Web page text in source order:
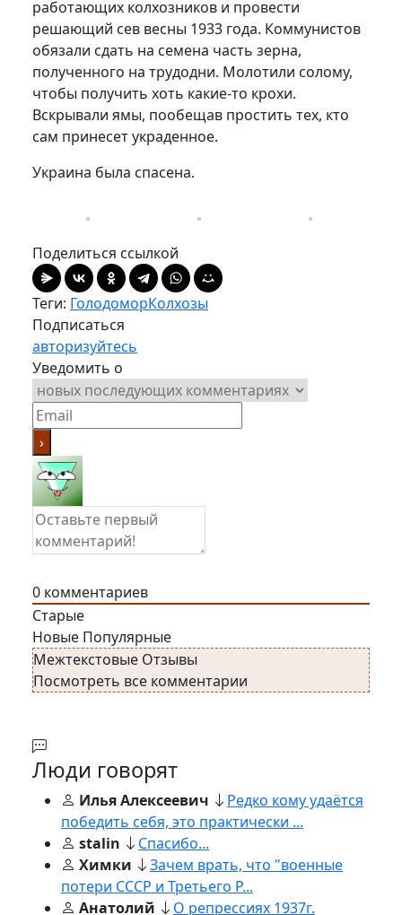
работающих колхозников и провести
решающий сев весны 1933 года. Коммунистов
обязали сдать на семена часть зерна,
полученного на трудодни. Молотили солому,
чтобы получить хоть какие-то крохи.
Вскрывали ямы, пообещав простить тех, кто
сам принесет украденное.
Украина была спасена.
Поделиться ссылкой
Теги: ГолодоморКолхозы
Подписаться
авторизуйтесь
Уведомить о
0 комментариев
Старые
Новые Популярные
Межтекстовые Отзывы
Посмотреть все комментарии
Люди говорят
Илья Алексеевич
Редко кому удаётся
победить себя, это практически ...
stalin
Спасибо...
Химки
Зачем врать, что "военные
потери СССР и Третьего Р...
Анатолий
О репрессиях 1937г.